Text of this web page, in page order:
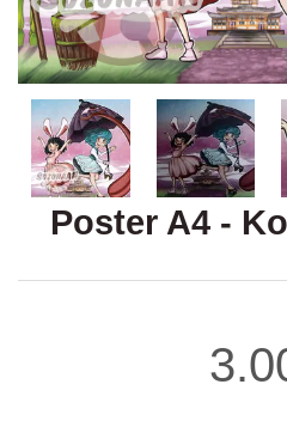
Poster A4 -